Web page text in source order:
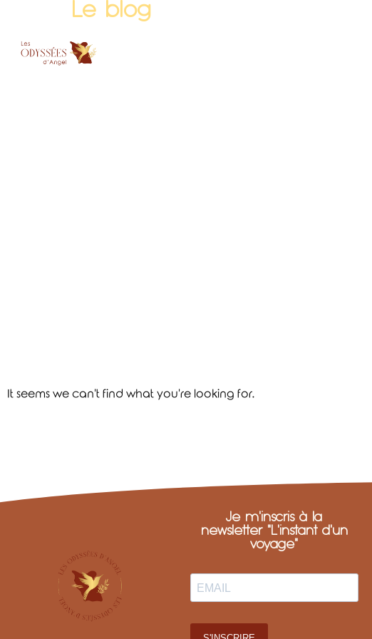
Le blog
It seems we can't find what you're looking for.
Je m'inscris à la
newsletter "L'instant d'un
voyage"